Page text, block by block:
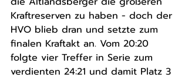
Kraftreserven zu haben - doch der
HVO blieb dran und setzte zum
finalen Kraftakt an. Vom 20:20
folgte vier Treffer in Serie zum
verdienten 24:21 und damit Platz 3